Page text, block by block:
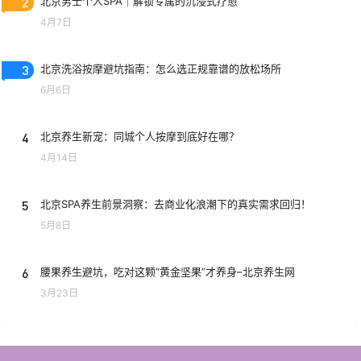
4月7日
3 北京洗浴按摩避坑指南：怎么选正规靠谱的放松场所
6月6日
4 北京养生新宠：同城个人按摩到底好在哪？
4月14日
5 北京SPA养生前景洞察：去商业化浪潮下的真实需求回归！
5月8日
6 腰果养生避坑，吃对这颗“黄金坚果”才养身–北京养生网
3月23日